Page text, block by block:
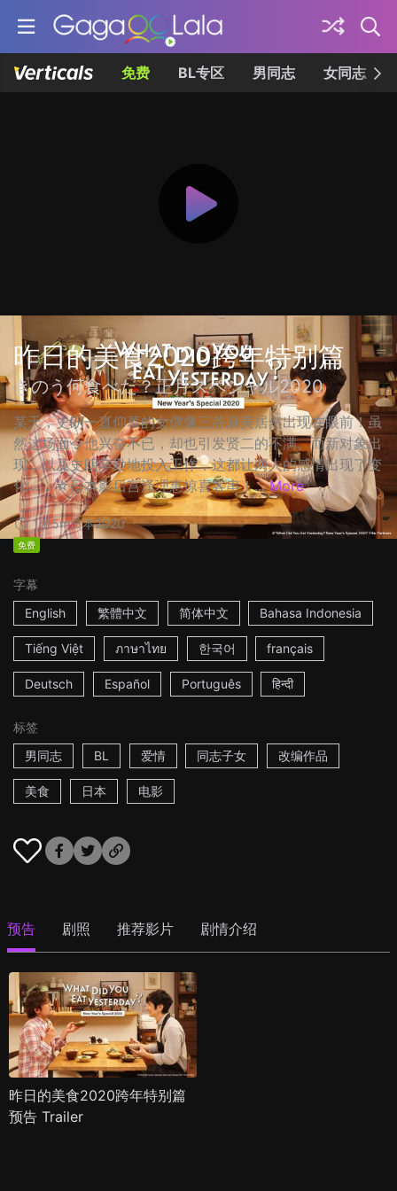
免费 BL专区 男同志 女同志
昨日的美食2020跨年特别篇
きのう何食べた？正月スペシャル2020
某天，史朗一直仰慕的女偶像三谷麻美居然出现在眼前！虽
然这场面令他兴奋不已，却也引发贤二的不满。而新对象出
现，以及史朗辛勤地投入工作，这都让两人的感情出现了变
化…… ☆日本影后宫泽理惠惊喜客串！... More
1h15m日本2020
免费
字幕
English
繁體中文 简体中文 Bahasa Indonesia
Tiếng Việt ภาษาไทย 한국어 français
Deutsch Español Português हिन्दी
标签
男同志
BL 爱情 同志子女 改编作品
美食 日本 电影
预告 剧照 推荐影片 剧情介绍
昨日的美食2020跨年特别篇
预告 Trailer